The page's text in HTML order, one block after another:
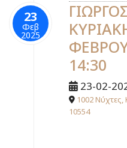
23
Φεβ
2025
14:30
23-02-
1002
10554